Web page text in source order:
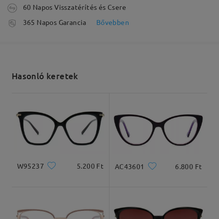
Négyzet 17.5cm/6.89in 13cm/5.12in
Olvassa el az összes
feldolgozási idő
Kiszállítva
60 Napos Visszatérítés és Csere
365 Napos Garancia
Bővebben
Hasonló keretek
W95237 5.200 Ft AC43601 6.800 Ft